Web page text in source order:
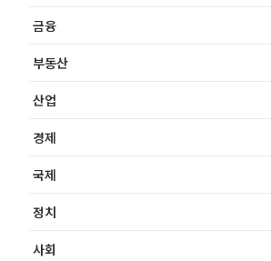
금융
부동산
산업
경제
국제
정치
사회